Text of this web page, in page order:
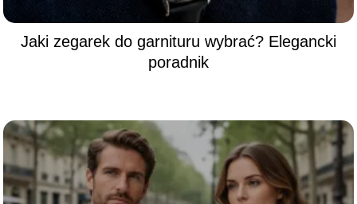
Jaki zegarek do garnituru wybrać? Elegancki
poradnik